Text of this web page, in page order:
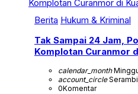
Berita Hukum & Kriminal
Tak Sampai 24 Jam,
Komplotan Curanmor
calendar_month
account_circle
0Komentar